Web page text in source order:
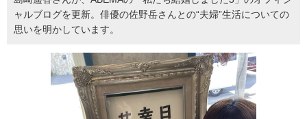
ャルブログを更新。俳優の佐野岳さんとの“夫婦”生活についての
思いを明かしています。